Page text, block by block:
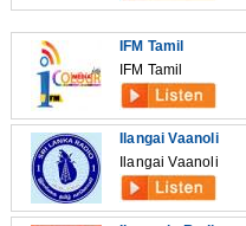
IFM Tamil
IFM Tamil
Ilangai Vaanoli
Ilangai Vaanoli